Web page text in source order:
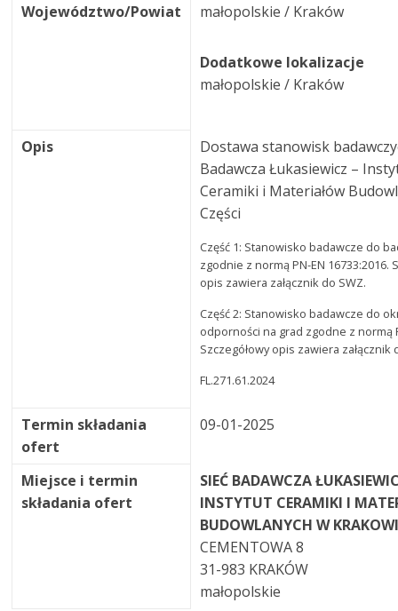
Województwo/Powiat małopolskie / Kraków
Dodatkowe lokalizacje
małopolskie / Kraków
Opis
Dostawa stanowisk
Badawcza Łukasiewicz –
Ceramiki i Materiałów
Części
Część 1: Stanowisko badawcze do
zgodnie z normą PN-EN 16733:2016.
opis zawiera załącznik do SWZ.
Część 2: Stanowisko badawcze do
odporności na grad zgodne z normą
Szczegółowy opis zawiera załącznik
FL.271.61.2024
Termin składania
ofert
09-01-2025
Miejsce i termin
składania ofert
SIEĆ BADAWCZA
INSTYTUT CERAMIKI I
BUDOWLANYCH W
CEMENTOWA 8
31-983 KRAKÓW
małopolskie